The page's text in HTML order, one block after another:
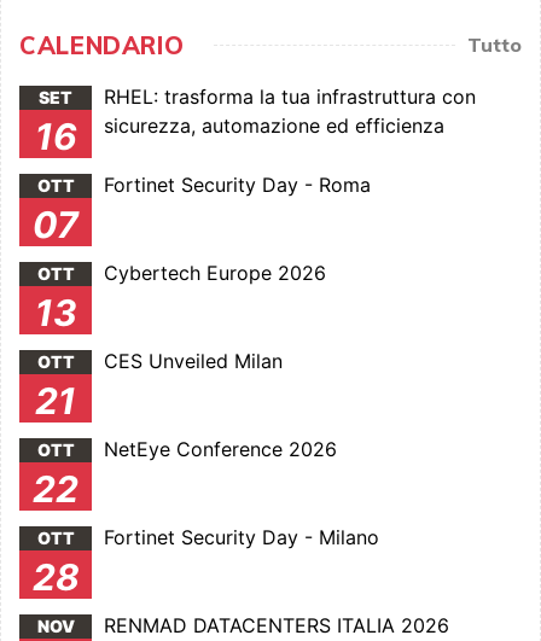
CALENDARIO Tutto
SET
16
RHEL: trasforma la tua infrastruttura con
sicurezza, automazione ed efficienza
OTT
07
Fortinet Security Day - Roma
OTT
13
Cybertech Europe 2026
OTT
21
CES Unveiled Milan
OTT
22
NetEye Conference 2026
OTT
28
Fortinet Security Day - Milano
NOV RENMAD DATACENTERS ITALIA 2026